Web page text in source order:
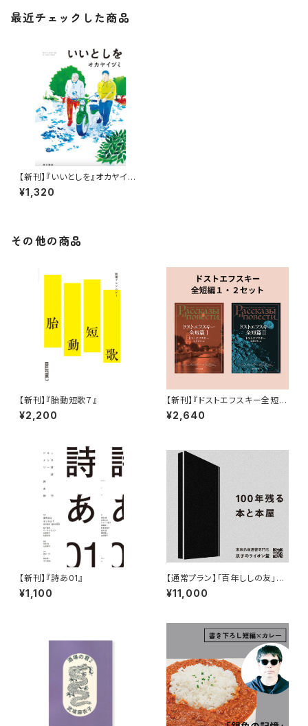
最近チェックした商品
【新刊】『いいとしを』オカヤイヅ
ミ（サイン本）
¥1,320
その他の商品
【新刊】『胎動短歌７』
¥2,200
【新刊】『ドストエフスキー全短
編 ２冊セット』
¥2,640
【新刊】『詩あ01』
¥1,100
【通常プラン】「百年ししの友」第
６期（2026/08/01〜2027/7/3
1）
¥11,000